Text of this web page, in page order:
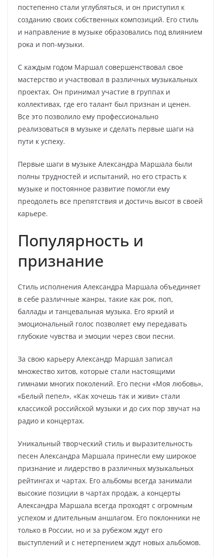
постепенно стали углубляться, и он приступил к
созданию своих собственных композиций. Его стиль
и направление в музыке образовались под влиянием
рока и поп-музыки.
С каждым годом Маршал совершенствовал свое
мастерство и участвовал в различных музыкальных
проектах. Он принимал участие в группах и
коллективах, где его талант был признан и ценен.
Все это позволило ему профессионально
реализоваться в музыке и сделать первые шаги на
пути к успеху.
Первые шаги в музыке Александра Маршала были
полны трудностей и испытаний, но его страсть к
музыке и постоянное развитие помогли ему
преодолеть все препятствия и достичь высот в своей
карьере.
Популярность и
признание
Стиль исполнения Александра Маршала объединяет
в себе различные жанры, такие как рок, поп,
баллады и танцевальная музыка. Его яркий и
эмоциональный голос позволяет ему передавать
глубокие чувства и эмоции через свои песни.
За свою карьеру Александр Маршал записал
множество хитов, которые стали настоящими
гимнами многих поколений. Его песни «Моя любовь»,
«Белый пепел», «Как хочешь так и живи» стали
классикой российской музыки и до сих пор звучат на
радио и концертах.
Уникальный творческий стиль и выразительность
песен Александра Маршала принесли ему широкое
признание и лидерство в различных музыкальных
рейтингах и чартах. Его альбомы всегда занимали
высокие позиции в чартах продаж, а концерты
Александра Маршала всегда проходят с огромным
успехом и длительным аншлагом. Его поклонники не
только в России, но и за рубежом ждут его
выступлений и с нетерпением ждут новых альбомов.